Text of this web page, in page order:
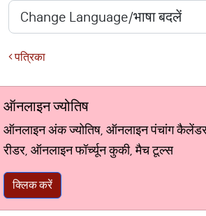
पत्रिका
ऑनलाइन ज्योतिष
ऑनलाइन अंक ज्योतिष, ऑनलाइन पंचांग
रीडर, ऑनलाइन फॉर्च्यून कुकी, मैच टूल्स
क्लिक करें